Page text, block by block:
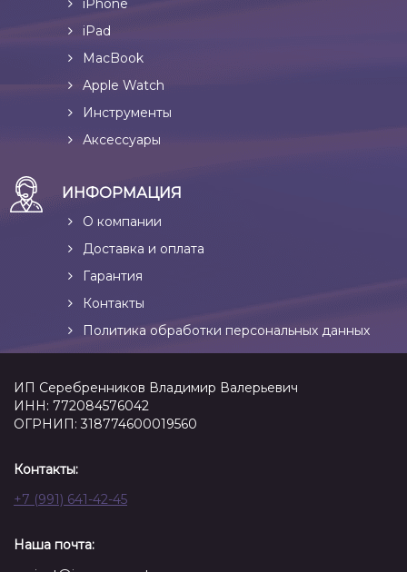
iPhone
iPad
MacBook
Apple Watch
Инструменты
Аксессуары
ИНФОРМАЦИЯ
О компании
Доставка и оплата
Гарантия
Контакты
Политика обработки персональных данных
ИП Серебренников Владимир Валерьевич
ИНН: 772084576042
ОГРНИП: 318774600019560
Контакты:
+7 (991) 641-42-45
Наша почта: